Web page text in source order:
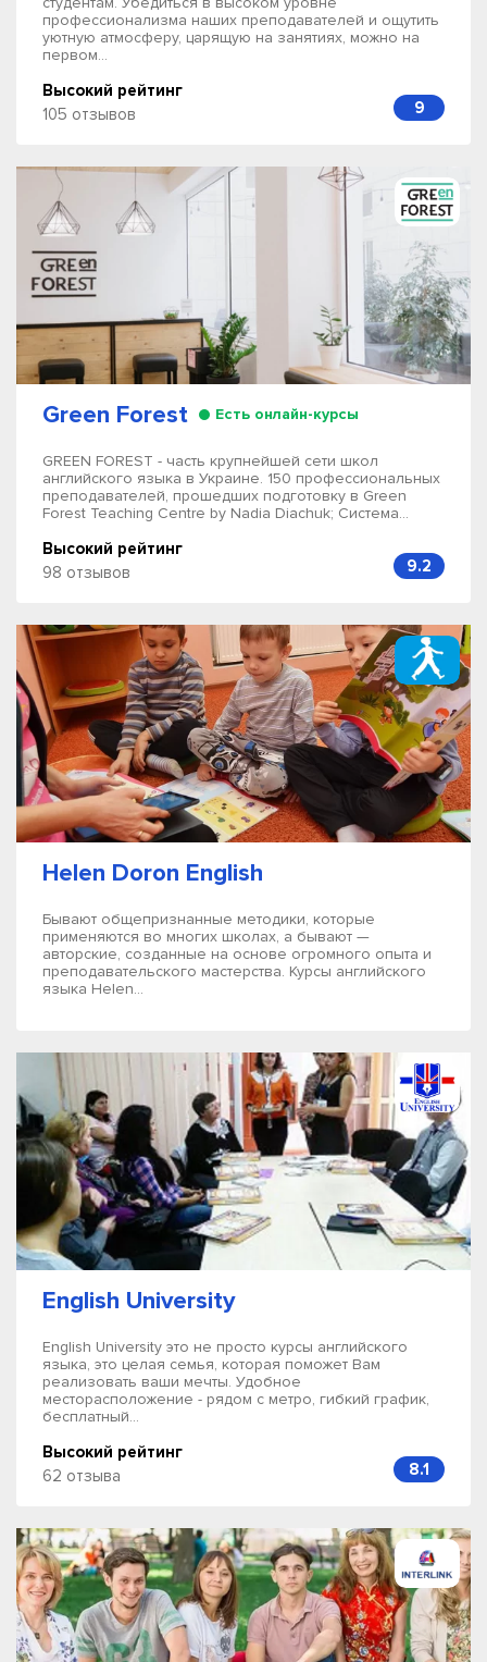
профессионализма наших преподавателей и ощутить
уютную атмосферу, царящую на занятиях, можно на
первом...
Высокий рейтинг
105 отзывов
9
Green Forest Есть онлайн-курсы
GREEN FOREST - часть крупнейшей сети школ
английского языка в Украине. 150 профессиональных
преподавателей, прошедших подготовку в Green
Forest Teaching Centre by Nadia Diachuk; Система...
Высокий рейтинг
98 отзывов
9.2
Helen Doron English
Бывают общепризнанные методики, которые
применяются во многих школах, а бывают —
авторские, созданные на основе огромного опыта и
преподавательского мастерства. Курсы английского
языка Helen...
English University
English University это не просто курсы английского
языка, это целая семья, которая поможет Вам
реализовать ваши мечты. Удобное
месторасположение - рядом с метро, гибкий график,
бесплатный...
Высокий рейтинг
62 отзыва
8.1